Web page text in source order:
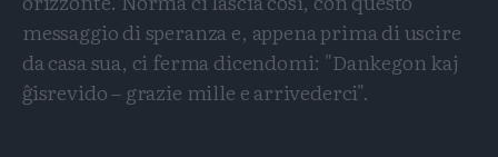
messaggio di speranza e, appena prima di uscire
da casa sua, ci ferma dicendomi: "Dankegon kaj
ĝisrevido – grazie mille e arrivederci".